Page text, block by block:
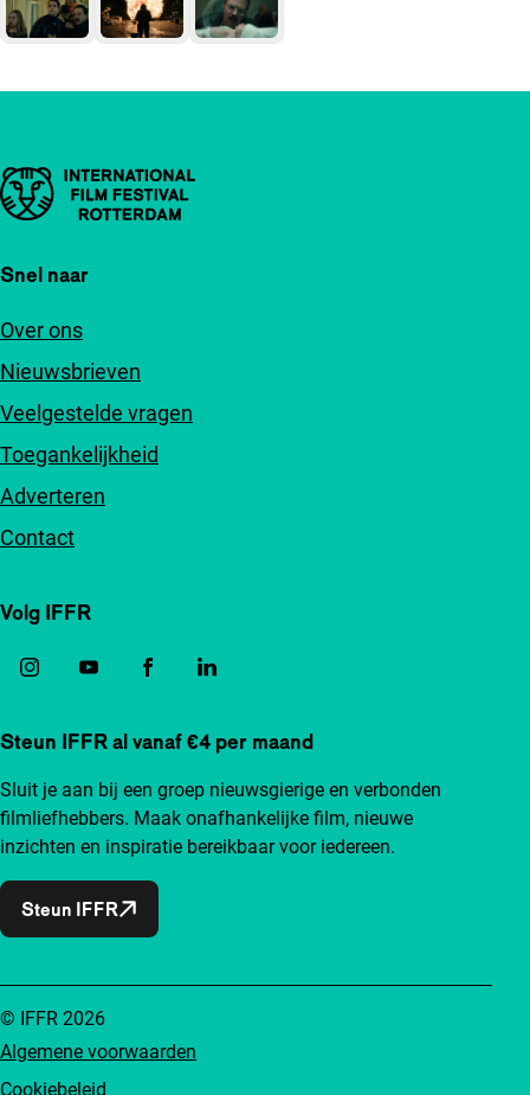
Belangrijke links
Snel naar
Over ons
Nieuwsbrieven
Veelgestelde vragen
Toegankelijkheid
Adverteren
Contact
Volg IFFR
Steun IFFR al vanaf €4 per maand
Sluit je aan bij een groep nieuwsgierige en verbonden
filmliefhebbers. Maak onafhankelijke film, nieuwe
inzichten en inspiratie bereikbaar voor iedereen.
Steun IFFR
Algemene voorwaarden
Cookiebeleid
© IFFR 2026